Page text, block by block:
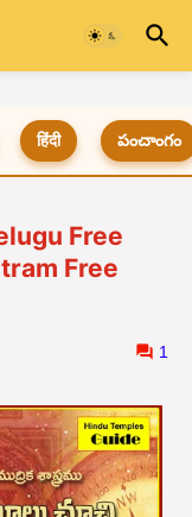
हिंदी పంచాంగం
Free
Free
1